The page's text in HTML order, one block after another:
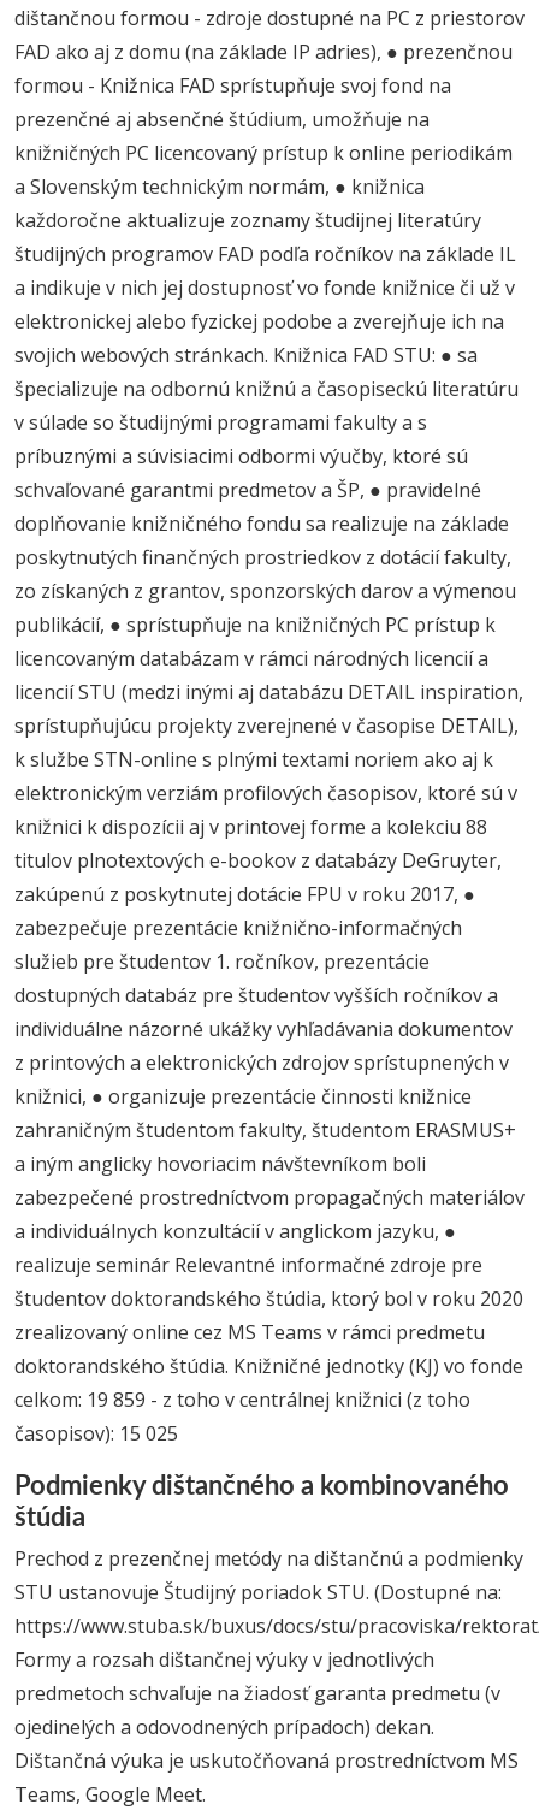
dištančnou formou - zdroje dostupné na PC z priestorov
FAD ako aj z domu (na základe IP adries), ● prezenčnou
formou - Knižnica FAD sprístupňuje svoj fond na
prezenčné aj absenčné štúdium, umožňuje na
knižničných PC licencovaný prístup k online periodikám
a Slovenským technickým normám, ● knižnica
každoročne aktualizuje zoznamy študijnej literatúry
študijných programov FAD podľa ročníkov na základe IL
a indikuje v nich jej dostupnosť vo fonde knižnice či už v
elektronickej alebo fyzickej podobe a zverejňuje ich na
svojich webových stránkach. Knižnica FAD STU: ● sa
špecializuje na odbornú knižnú a časopiseckú literatúru
v súlade so študijnými programami fakulty a s
príbuznými a súvisiacimi odbormi výučby, ktoré sú
schvaľované garantmi predmetov a ŠP, ● pravidelné
doplňovanie knižničného fondu sa realizuje na základe
poskytnutých finančných prostriedkov z dotácií fakulty,
zo získaných z grantov, sponzorských darov a výmenou
publikácií, ● sprístupňuje na knižničných PC prístup k
licencovaným databázam v rámci národných licencií a
licencií STU (medzi inými aj databázu DETAIL inspiration,
sprístupňujúcu projekty zverejnené v časopise DETAIL),
k službe STN-online s plnými textami noriem ako aj k
elektronickým verziám profilových časopisov, ktoré sú v
knižnici k dispozícii aj v printovej forme a kolekciu 88
titulov plnotextových e-bookov z databázy DeGruyter,
zakúpenú z poskytnutej dotácie FPU v roku 2017, ●
zabezpečuje prezentácie knižnično-informačných
služieb pre študentov 1. ročníkov, prezentácie
dostupných databáz pre študentov vyšších ročníkov a
individuálne názorné ukážky vyhľadávania dokumentov
z printových a elektronických zdrojov sprístupnených v
knižnici, ● organizuje prezentácie činnosti knižnice
zahraničným študentom fakulty, študentom ERASMUS+
a iným anglicky hovoriacim návštevníkom boli
zabezpečené prostredníctvom propagačných materiálov
a individuálnych konzultácií v anglickom jazyku, ●
realizuje seminár Relevantné informačné zdroje pre
študentov doktorandského štúdia, ktorý bol v roku 2020
zrealizovaný online cez MS Teams v rámci predmetu
doktorandského štúdia. Knižničné jednotky (KJ) vo fonde
celkom: 19 859 - z toho v centrálnej knižnici (z toho
časopisov): 15 025
Podmienky dištančného a kombinovaného
štúdia
Prechod z prezenčnej metódy na dištančnú a podmienky
STU ustanovuje Študijný poriadok STU. (Dostupné na:
https://www.stuba.sk/buxus/docs/stu/pracoviska/
Formy a rozsah dištančnej výuky v jednotlivých
predmetoch schvaľuje na žiadosť garanta predmetu (v
ojedinelých a odovodnených prípadoch) dekan.
Dištančná výuka je uskutočňovaná prostredníctvom MS
Teams, Google Meet.